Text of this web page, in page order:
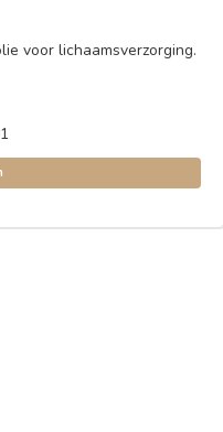
voor lichaamsverzorging.